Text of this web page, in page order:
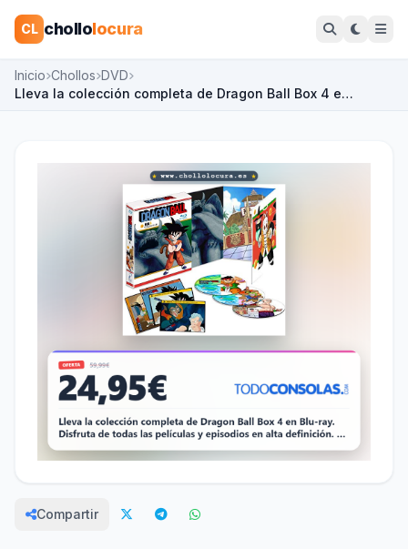
CL chollolocura
Inicio Chollos DVD
Lleva la colección completa de Dragon Ball Box 4 e…
Compartir